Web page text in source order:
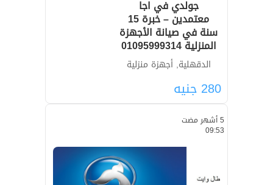
جولدي في اجا
معتمدين – خبرة 15
سنة في صيانة الأجهزة
المنزلية 01095999314
الدقهلية, أجهزة منزلية
280 جنيه
5 أشهر مضت
09:53